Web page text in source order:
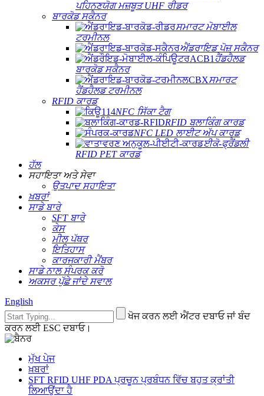
ਪਹਿਨਣਯੋਗ ਮਜ਼ਬੂਤ ​​UHF ਰੀਡਰ
ਬਾਰਕੋਡ ਸਕੈਨਰ
ਸਮਾਰਟ ਮੋਬਾਈਲ
ਟਰਮੀਨਲ
ਐਂਡਰਾਇਡ ਪੋਜ਼ ਸਕੈਨਰ
ਹੈਂਡਹੈਲਡ
ਬਾਰਕੋਡ ਸਕੈਨਰ
ਸਮਾਰਟ
ਹੈਂਡਹੈਲਡ ਟਰਮੀਨਲ
RFID ਕਾਰਡ
NFC ਸਿੱਕਾ ਟੈਗ
RFID ਬਲਾਕਿੰਗ ਕਾਰਡ
NFC LED ਲਾਈਟ ਅੱਪ ਕਾਰਡ
ਈਕੋ-ਫ੍ਰੈਂਡਲੀ
RFID PET ਕਾਰਡ
ਹੱਲ
ਸਹਾਇਤਾ ਅਤੇ ਸੇਵਾ
ਉਤਪਾਦ ਸਹਾਇਤਾ
ਖ਼ਬਰਾਂ
ਸਾਡੇ ਬਾਰੇ
SFT ਬਾਰੇ
ਕੇਸ
ਮੀਲ ਪੱਥਰ
ਇਤਿਹਾਸ
ਕਾਰਜਕਾਰੀ ਮੈਂਬਰ
ਸਾਡੇ ਨਾਲ ਸੰਪਰਕ ਕਰੋ
ਅਕਸਰ ਪੁੱਛੇ ਜਾਂਦੇ ਸਵਾਲ
English
ਖੋਜ ਕਰਨ ਲਈ ਐਂਟਰ ਦਬਾਓ ਜਾਂ ਬੰਦ
ਕਰਨ ਲਈ ESC ਦਬਾਓ।
ਮੁੱਖ ਪੇਜ
ਖ਼ਬਰਾਂ
SFT RFID UHF PDA ਪ੍ਰਚੂਨ ਪ੍ਰਬੰਧਨ ਵਿੱਚ ਬਹੁਤ ਕ੍ਰਾਂਤੀ
ਲਿਆਉਂਦਾ ਹੈ